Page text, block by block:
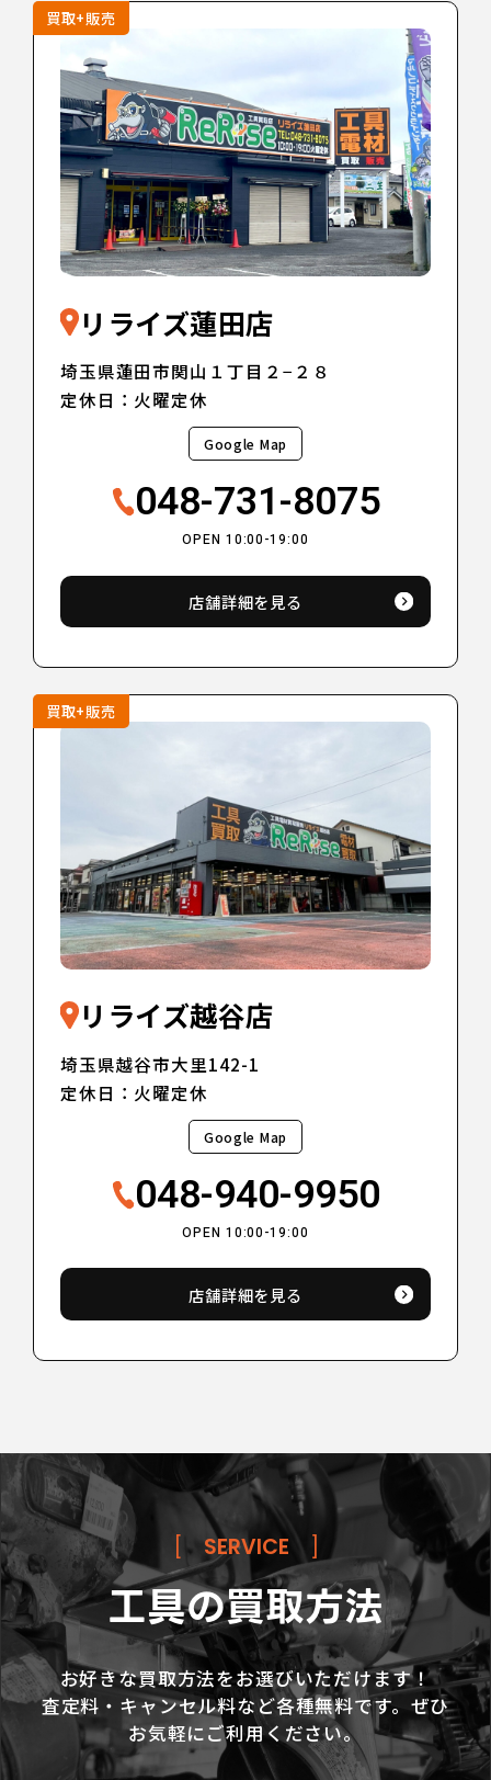
買取+販売
リライズ蓮田店
埼玉県蓮田市関山１丁目２−２８
定休日：火曜定休
Google Map
048-731-8075
OPEN 10:00-19:00
店舗詳細を見る
買取+販売
リライズ越谷店
埼玉県越谷市大里142-1
定休日：火曜定休
Google Map
048-940-9950
OPEN 10:00-19:00
店舗詳細を見る
SERVICE
工具の買取方法
お好きな買取方法をお選びいただけます！
査定料・キャンセル料など各種無料です。ぜひ
お気軽にご利用ください。
LINE査定
お問い合わせ